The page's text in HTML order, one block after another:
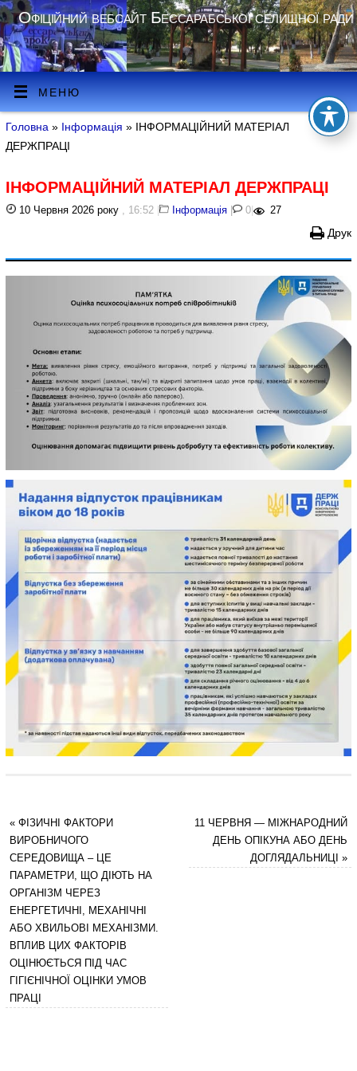
Офіційний вебсайт Бессарабської селищної ради
МЕНЮ
Головна » Інформація » ІНФОРМАЦІЙНИЙ МАТЕРІАЛ
ДЕРЖПРАЦІ
ІНФОРМАЦІЙНИЙ МАТЕРІАЛ ДЕРЖПРАЦІ
10 Червня 2026 року , 16:52 | Інформація | 0 | 27
Друк
«ФІЗИЧНІ ФАКТОРИ
ВИРОБНИЧОГО
СЕРЕДОВИЩА – ЦЕ
ПАРАМЕТРИ, ЩО ДІЮТЬ НА
ОРГАНІЗМ ЧЕРЕЗ
ЕНЕРГЕТИЧНІ, МЕХАНІЧНІ
АБО ХВИЛЬОВІ МЕХАНІЗМИ.
ВПЛИВ ЦИХ ФАКТОРІВ
ОЦІНЮЄТЬСЯ ПІД ЧАС
ГІГІЄНІЧНОЇ ОЦІНКИ УМОВ
ПРАЦІ
11 ЧЕРВНЯ — МІЖНАРОДНИЙ
ДЕНЬ ОПІКУНА АБО ДЕНЬ
ДОГЛЯДАЛЬНИЦІ»